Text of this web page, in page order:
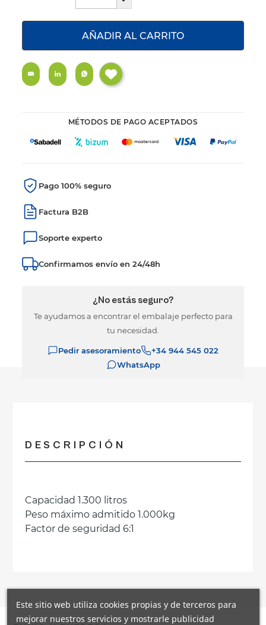
AÑADIR AL CARRITO
MÉTODOS DE PAGO ACEPTADOS
Pago 100% seguro
Factura B2B
Soporte experto
Confirmamos envío en 24/48h
¿No estás seguro?
Te ayudamos a encontrar el embalaje perfecto para
tu necesidad.
Pedir asesoramiento
+34 944 545 022
WhatsApp
DESCRIPCIÓN
Capacidad 1.300 litros
Peso máximo admitido 1.000kg
Factor de seguridad 6:1
Este sitio web utiliza cookies propias y de terceros para
mejorar nuestros servicios y mostrarle publicidad